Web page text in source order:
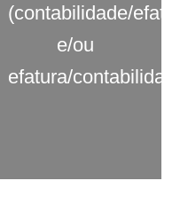
(contabilidade/
e/ou
efatura/